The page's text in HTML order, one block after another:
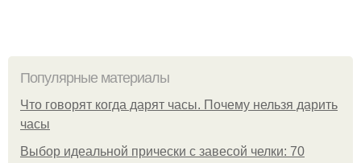
Популярные материалы
Что говорят когда дарят часы. Почему нельзя дарить
часы
Выбор идеальной прически с завесой челки: 70